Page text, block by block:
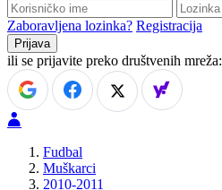
Zaboravljena lozinka? Registracija
ili se prijavite preko društvenih mreža:
Fudbal
Muškarci
2010-2011